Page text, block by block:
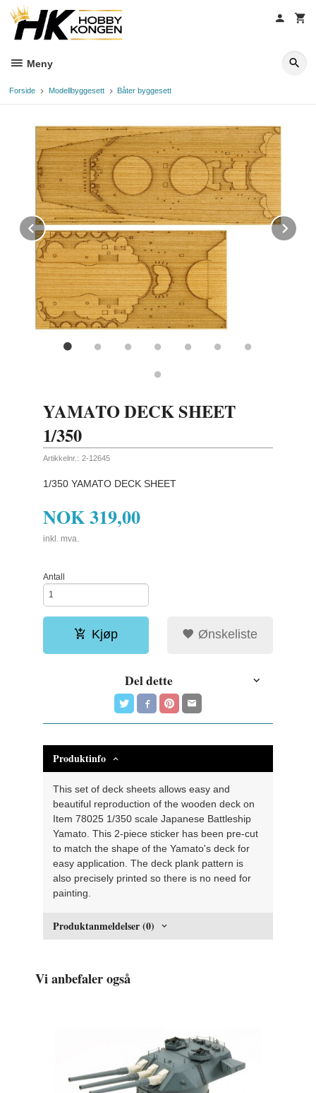
innholdet
Meny
Forside Modellbyggesett Båter byggesett
Prev
YAMATO DECK SHEET
1/350
Artikkelnr.: 2-12645
1/350 YAMATO DECK SHEET
NOK319,00
inkl. mva.
Antall
Kjøp Ønskeliste
Del dette
Produktinfo
This set of deck sheets allows easy and
beautiful reproduction of the wooden deck on
Item 78025 1/350 scale Japanese Battleship
Yamato. This 2-piece sticker has been pre-cut
to match the shape of the Yamato's deck for
easy application. The deck plank pattern is
also precisely printed so there is no need for
painting.
Produktanmeldelser (0)
Vi anbefaler også